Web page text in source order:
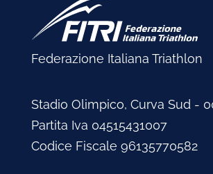
Federazione Italiana Triathlon
Stadio Olimpico, Curva Sud -
Partita Iva 04515431007
Codice Fiscale 96135770582